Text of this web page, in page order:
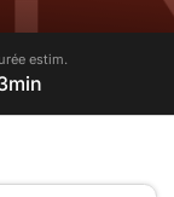
estim.